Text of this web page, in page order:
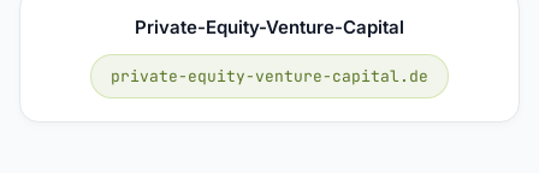
Private-Equity-Venture-Capital
private-equity-venture-capital.de